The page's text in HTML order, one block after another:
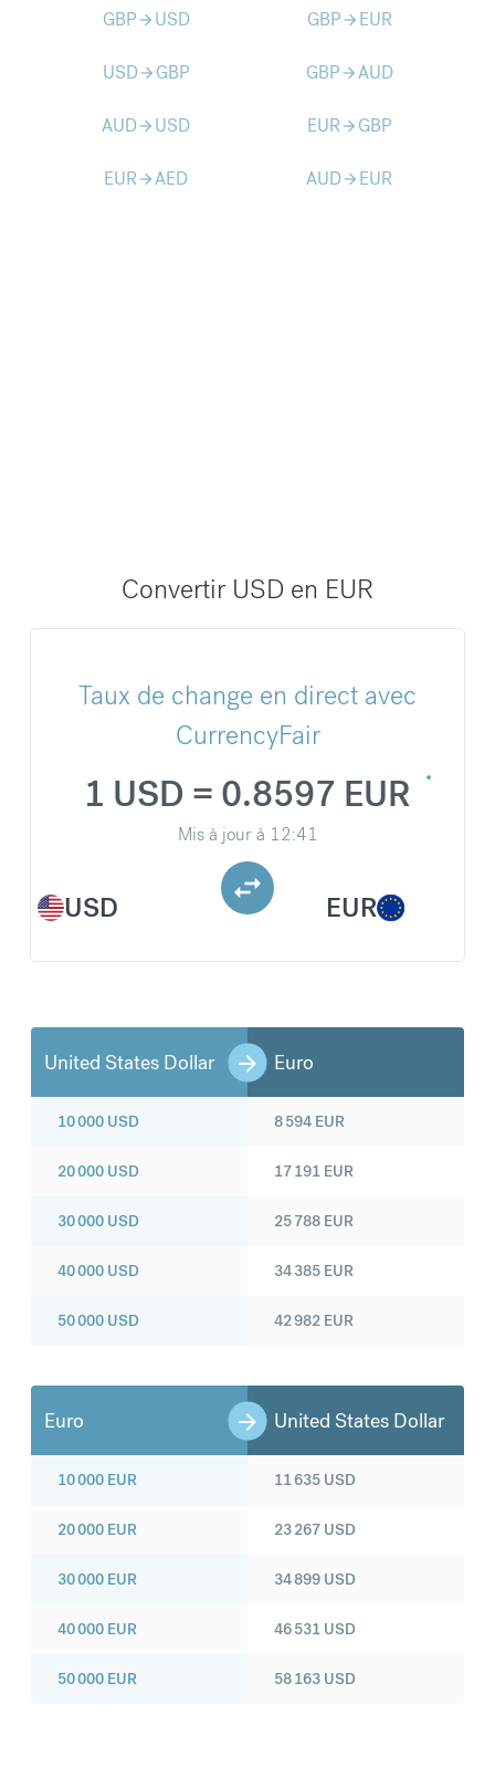
GBParrow_forward USD GBParrow_forward EUR
USDarrow_forward GBP GBParrow_forwardAUD
AUDarrow_forward USD EURarrow_forward GBP
EURarrow_forwardAED AUDarrow_forward EUR
Convertir USD en EUR
Taux de change en direct avec
CurrencyFair
USD
1 USD = 0.8597 EUR
Mis à jour à 12:41
EUR
United States Dollar Euro
10 000 USD
20 000 USD
30 000 USD
40 000 USD
50 000 USD
8 594 EUR
17 191 EUR
25 788 EUR
34 385 EUR
42 982 EUR
Euro United States Dollar
10 000 EUR
20 000 EUR
30 000 EUR
40 000 EUR
50 000 EUR
11 635 USD
23 267 USD
34 899 USD
46 531 USD
58 163 USD